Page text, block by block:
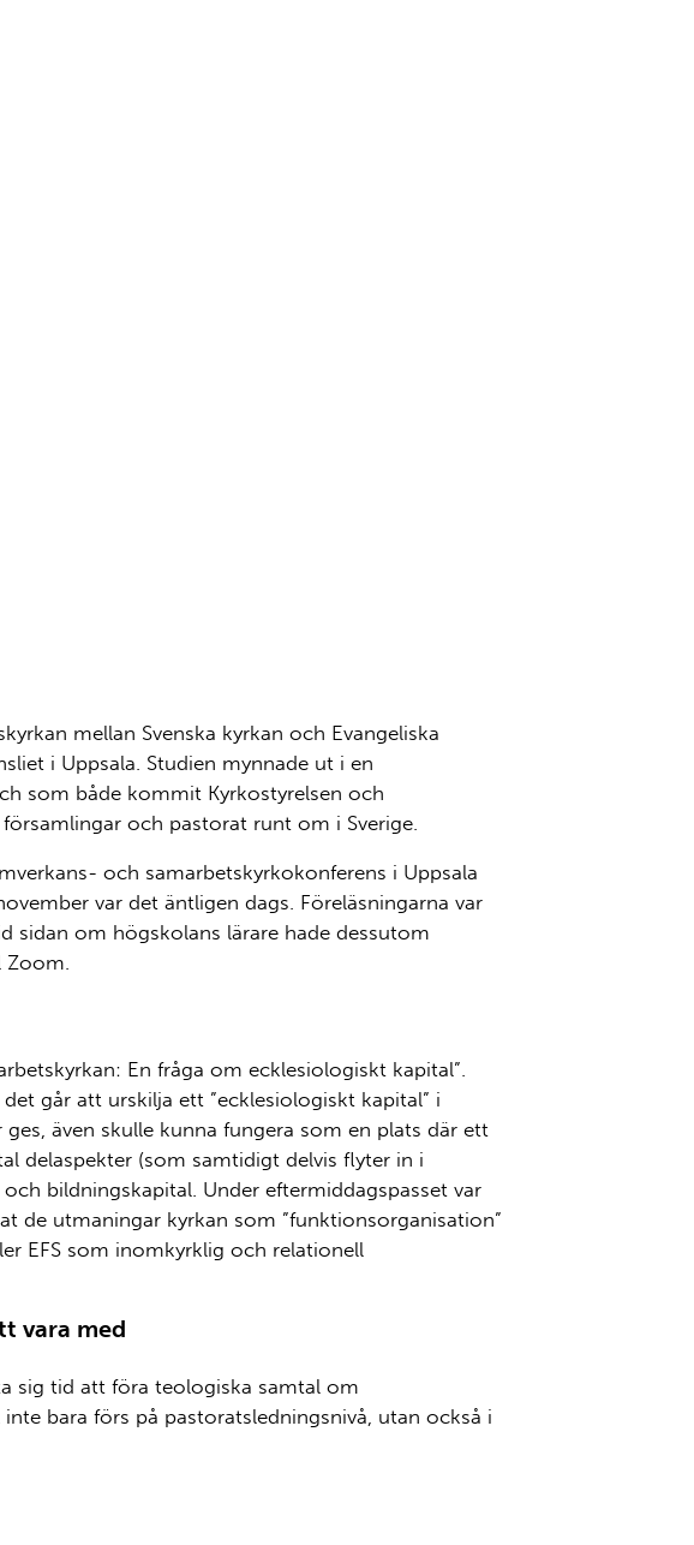
mellan Svenska kyrkan och Evangeliska
i Uppsala. Studien mynnade ut i en
som både kommit Kyrkostyrelsen och
och pastorat runt om i Sverige.
och samarbetskyrkokonferens i Uppsala
var det äntligen dags. Föreläsningarna var
sidan om högskolans lärare hade dessutom
Zoom.
En fråga om ecklesiologiskt kapital”.
går att urskilja ett ”ecklesiologiskt kapital” i
även skulle kunna fungera som en plats där ett
delaspekter (som samtidigt delvis flyter in i
bildningskapital. Under eftermiddagspasset var
de utmaningar kyrkan som ”funktionsorganisation”
EFS som inomkyrklig och relationell
vara med
sig tid att föra teologiska samtal om
bara förs på pastoratsledningsnivå, utan också i